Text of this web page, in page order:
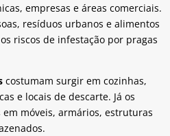
empresas e áreas comerciais.
resíduos urbanos e alimentos
riscos de infestação por pragas
costumam surgir em cozinhas,
e locais de descarte. Já os
móveis, armários, estruturas